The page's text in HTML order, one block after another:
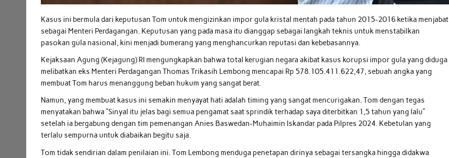
Kasus ini bermula dari keputusan Tom untuk mengizinkan impor gula kristal mentah pada tahun 2015-2016 ketika menjabat
sebagai Menteri Perdagangan. Keputusan yang pada masa itu dianggap sebagai langkah teknis untuk menstabilkan
pasokan gula nasional, kini menjadi bumerang yang menghancurkan reputasi dan kebebasannya.
Kejaksaan Agung (Kejagung) RI mengungkapkan bahwa total kerugian negara akibat kasus korupsi impor gula yang diduga
melibatkan eks Menteri Perdagangan Thomas Trikasih Lembong mencapai Rp 578.105.411.622,47, sebuah angka yang
membuat Tom harus menanggung beban hukum yang sangat berat.
Namun, yang membuat kasus ini semakin menyayat hati adalah timing yang sangat mencurigakan. Tom dengan tegas
menyatakan bahwa “Sinyal itu jelas bagi semua pengamat saat sprindik terhadap saya diterbitkan 1,5 tahun yang lalu”
setelah ia bergabung dengan tim pemenangan Anies Baswedan-Muhaimin Iskandar pada Pilpres 2024. Kebetulan yang
terlalu sempurna untuk diabaikan begitu saja.
Tom tidak sendirian dalam penilaian ini. Tom Lembong menduga penetapan dirinya sebagai tersangka hingga didakwa